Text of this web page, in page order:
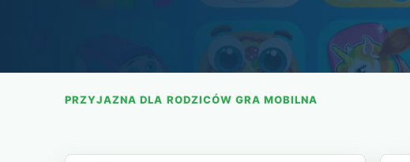
PRZYJAZNA DLA RODZICÓW GRA MOBILNA